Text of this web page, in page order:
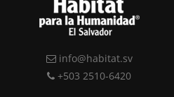
info@habitat.sv
+503 2510-6420